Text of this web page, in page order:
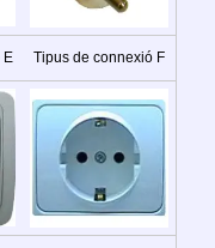
E Tipus de connexió F